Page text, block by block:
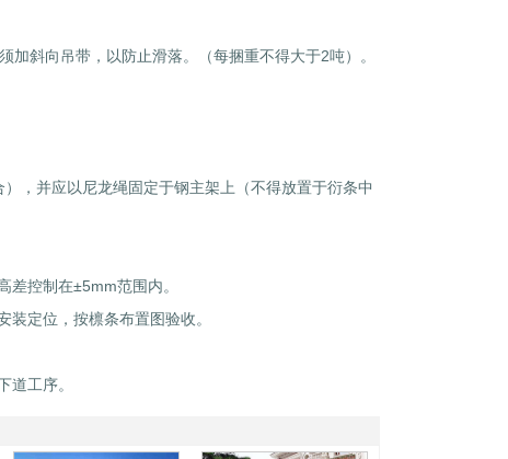
加斜向吊带，以防止滑落。（每捆重不得大于2吨）。
，并应以尼龙绳固定于钢主架上（不得放置于衍条中
控制在±5mm范围内。
定位，按檩条布置图验收。
道工序。